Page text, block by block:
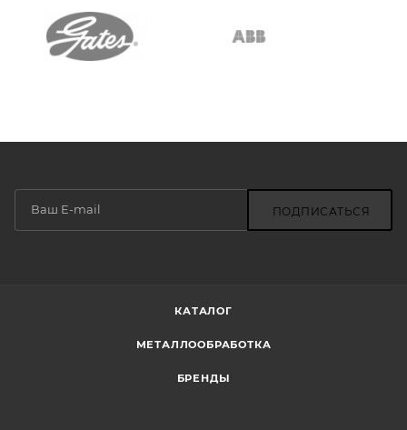
ПОДПИСАТЬСЯ
КАТАЛОГ
МЕТАЛЛООБРАБОТКА
БРЕНДЫ